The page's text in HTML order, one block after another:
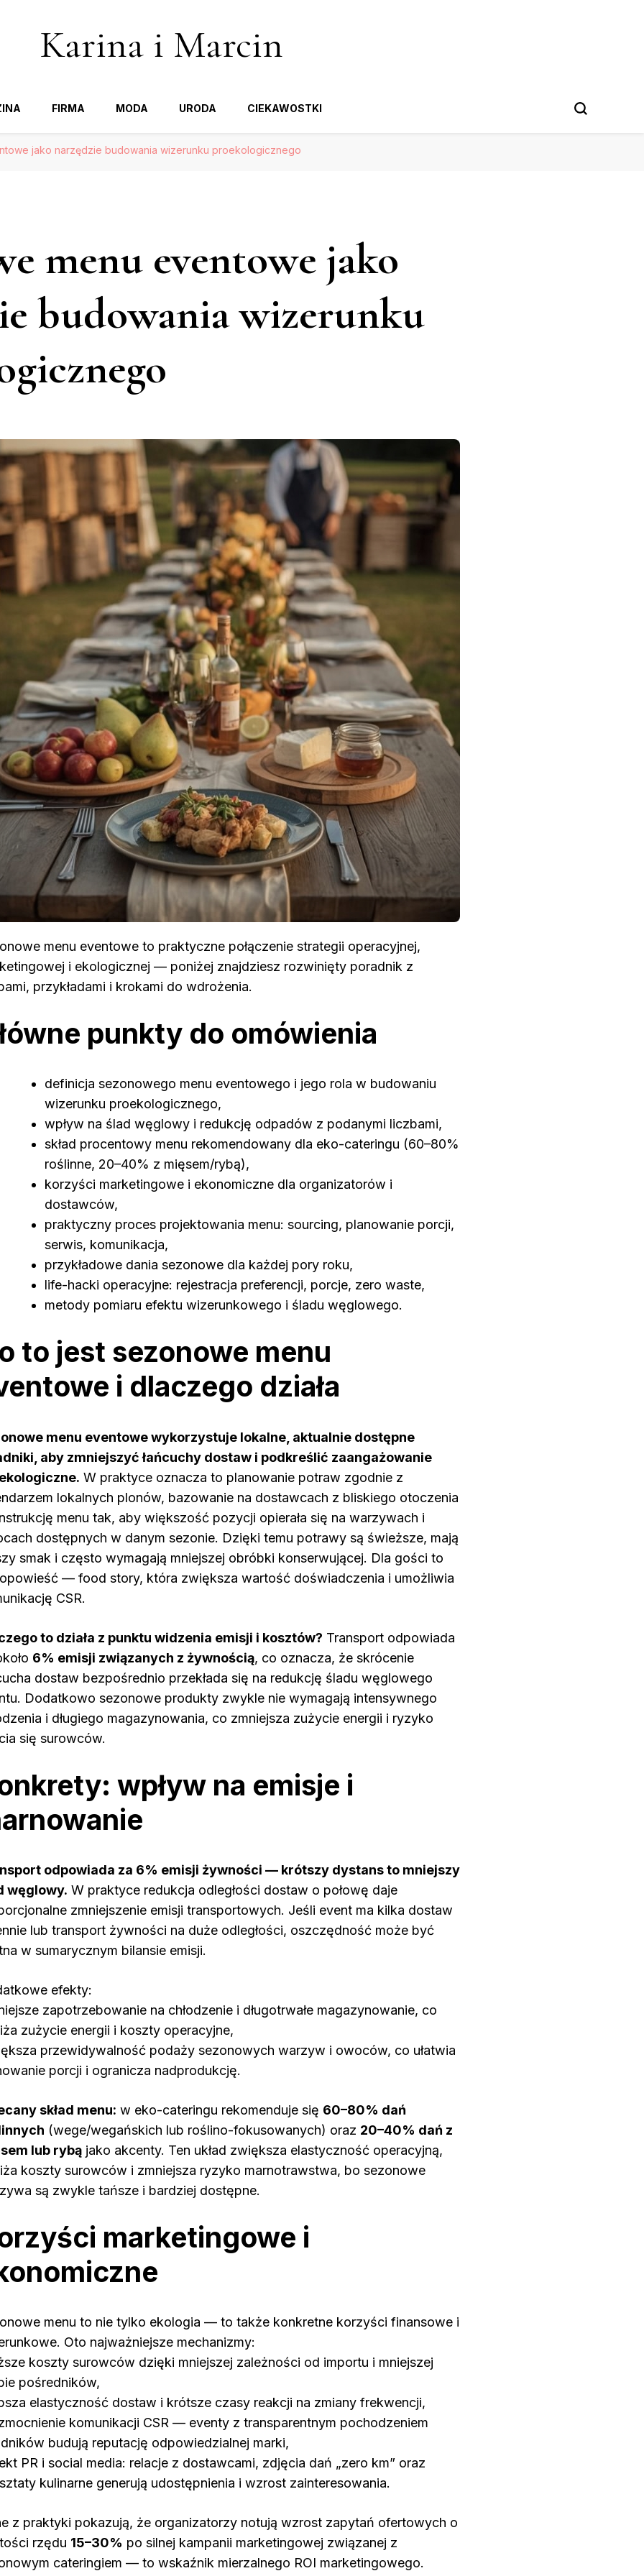
Karina i Marcin
FIRMA MODA URODA CIEKAWOSTKI
jako narzędzie budowania wizerunku proekologicznego
menu eventowe jako
budowania wizerunku
menu eventowe to praktyczne połączenie strategii operacyjnej,
i ekologicznej — poniżej znajdziesz rozwinięty poradnik z
przykładami i krokami do wdrożenia.
punkty do omówienia
definicja sezonowego menu eventowego i jego rola w budowaniu
wizerunku proekologicznego,
wpływ na ślad węglowy i redukcję odpadów z podanymi liczbami,
skład procentowy menu rekomendowany dla eko-cateringu (60–80%
roślinne, 20–40% z mięsem/rybą),
korzyści marketingowe i ekonomiczne dla organizatorów i
dostawców,
praktyczny proces projektowania menu: sourcing, planowanie porcji,
serwis, komunikacja,
przykładowe dania sezonowe dla każdej pory roku,
life-hacki operacyjne: rejestracja preferencji, porcje, zero waste,
metody pomiaru efektu wizerunkowego i śladu węglowego.
to jest sezonowe menu
i dlaczego działa
menu eventowe wykorzystuje lokalne, aktualnie dostępne
aby zmniejszyć łańcuchy dostaw i podkreślić zaangażowanie
W praktyce oznacza to planowanie potraw zgodnie z
lokalnych plonów, bazowanie na dostawcach z bliskiego otoczenia
menu tak, aby większość pozycji opierała się na warzywach i
dostępnych w danym sezonie. Dzięki temu potrawy są świeższe, mają
smak i często wymagają mniejszej obróbki konserwującej. Dla gości to
— food story, która zwiększa wartość doświadczenia i umożliwia
CSR.
to działa z punktu widzenia emisji i kosztów? Transport odpowiada
6% emisji związanych z żywnością, co oznacza, że skrócenie
dostaw bezpośrednio przekłada się na redukcję śladu węglowego
Dodatkowo sezonowe produkty zwykle nie wymagają intensywnego
i długiego magazynowania, co zmniejsza zużycie energii i ryzyko
się surowców.
wpływ na emisje i
odpowiada za 6% emisji żywności — krótszy dystans to mniejszy
węglowy. W praktyce redukcja odległości dostaw o połowę daje
zmniejszenie emisji transportowych. Jeśli event ma kilka dostaw
lub transport żywności na duże odległości, oszczędność może być
w sumarycznym bilansie emisji.
efekty:
zapotrzebowanie na chłodzenie i długotrwałe magazynowanie, co
zużycie energii i koszty operacyjne,
przewidywalność podaży sezonowych warzyw i owoców, co ułatwia
porcji i ogranicza nadprodukcję.
skład menu: w eko-cateringu rekomenduje się 60–80% dań
(wege/wegańskich lub roślino-fokusowanych) oraz 20–40% dań z
lub rybą jako akcenty. Ten układ zwiększa elastyczność operacyjną,
koszty surowców i zmniejsza ryzyko marnotrawstwa, bo sezonowe
są zwykle tańsze i bardziej dostępne.
marketingowe i
menu to nie tylko ekologia — to także konkretne korzyści finansowe i
Oto najważniejsze mechanizmy:
koszty surowców dzięki mniejszej zależności od importu i mniejszej
pośredników,
elastyczność dostaw i krótsze czasy reakcji na zmiany frekwencji,
komunikacji CSR — eventy z transparentnym pochodzeniem
budują reputację odpowiedzialnej marki,
PR i social media: relacje z dostawcami, zdjęcia dań „zero km” oraz
kulinarne generują udostępnienia i wzrost zainteresowania.
z praktyki pokazują, że organizatorzy notują wzrost zapytań ofertowych o
rzędu 15–30% po silnej kampanii marketingowej związanej z
cateringiem — to wskaźnik mierzalnego ROI marketingowego.